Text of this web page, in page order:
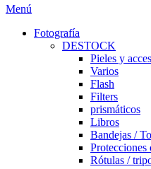
Menú
Fotografía
DESTOCK
Pieles y
Varios
Flash
Filters
prismáticos
Libros
Bandejas /
Protecciones
Rótulas /